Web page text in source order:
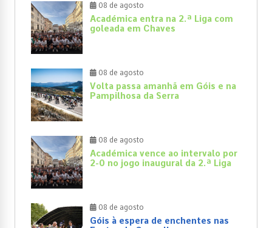
08 de agosto
Académica entra na 2.ª Liga com
goleada em Chaves
08 de agosto
Volta passa amanhã em Góis e na
Pampilhosa da Serra
08 de agosto
Académica vence ao intervalo por
2-0 no jogo inaugural da 2.ª Liga
08 de agosto
Góis à espera de enchentes nas